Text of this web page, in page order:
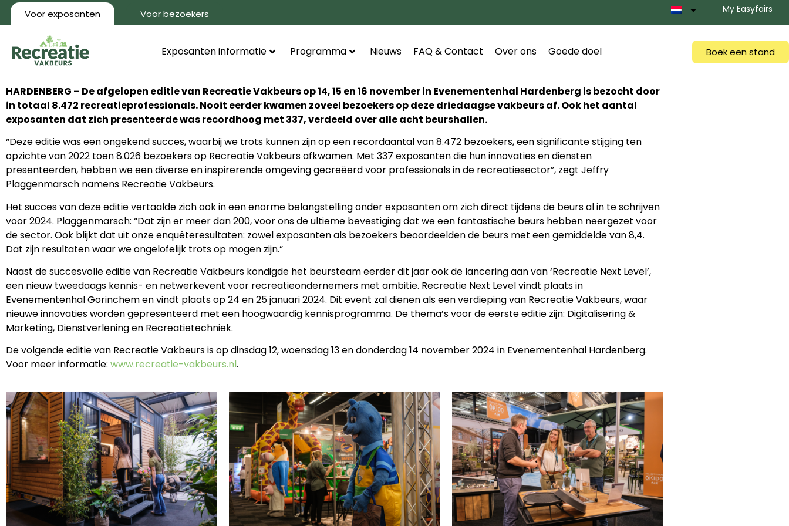
Voor exposanten Voor bezoekers My Easyfairs
Exposanten informatie Programma Nieuws FAQ & Contact Over ons Goede doel Boek een stand
HARDENBERG – De afgelopen editie van Recreatie Vakbeurs op 14, 15 en 16 november in Evenementenhal Hardenberg is bezocht door
in totaal 8.472 recreatieprofessionals. Nooit eerder kwamen zoveel bezoekers op deze driedaagse vakbeurs af. Ook het aantal
exposanten dat zich presenteerde was recordhoog met 337, verdeeld over alle acht beurshallen.
“Deze editie was een ongekend succes, waarbij we trots kunnen zijn op een recordaantal van 8.472 bezoekers, een significante stijging ten
opzichte van 2022 toen 8.026 bezoekers op Recreatie Vakbeurs afkwamen. Met 337 exposanten die hun innovaties en diensten
presenteerden, hebben we een diverse en inspirerende omgeving gecreëerd voor professionals in de recreatiesector”, zegt Jeffry
Plaggenmarsch namens Recreatie Vakbeurs.
Het succes van deze editie vertaalde zich ook in een enorme belangstelling onder exposanten om zich direct tijdens de beurs al in te schrijven
voor 2024. Plaggenmarsch: “Dat zijn er meer dan 200, voor ons de ultieme bevestiging dat we een fantastische beurs hebben neergezet voor
de sector. Ook blijkt dat uit onze enquêteresultaten: zowel exposanten als bezoekers beoordeelden de beurs met een gemiddelde van 8,4.
Dat zijn resultaten waar we ongelofelijk trots op mogen zijn.”
Naast de succesvolle editie van Recreatie Vakbeurs kondigde het beursteam eerder dit jaar ook de lancering aan van ‘Recreatie Next Level’,
een nieuw tweedaags kennis- en netwerkevent voor recreatieondernemers met ambitie. Recreatie Next Level vindt plaats in
Evenementenhal Gorinchem en vindt plaats op 24 en 25 januari 2024. Dit event zal dienen als een verdieping van Recreatie Vakbeurs, waar
nieuwe innovaties worden gepresenteerd met een hoogwaardig kennisprogramma. De thema’s voor de eerste editie zijn: Digitalisering &
Marketing, Dienstverlening en Recreatietechniek.
De volgende editie van Recreatie Vakbeurs is op dinsdag 12, woensdag 13 en donderdag 14 november 2024 in Evenementenhal Hardenberg.
Voor meer informatie: www.recreatie-vakbeurs.nl.